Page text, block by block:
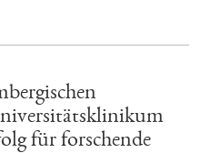
für forschende